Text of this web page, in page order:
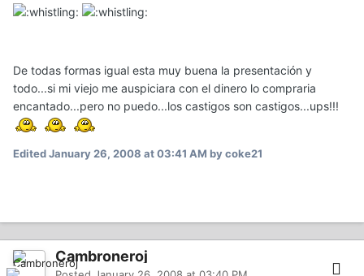
De todas formas igual esta muy buena la presentación y
todo...si mi viejo me auspiciara con el dinero lo compraria
encantado...pero no puedo...los castigos son castigos...ups!!!
EditedJanuary 26, 2008 at 03:41 AM by coke21
Cambroneroj